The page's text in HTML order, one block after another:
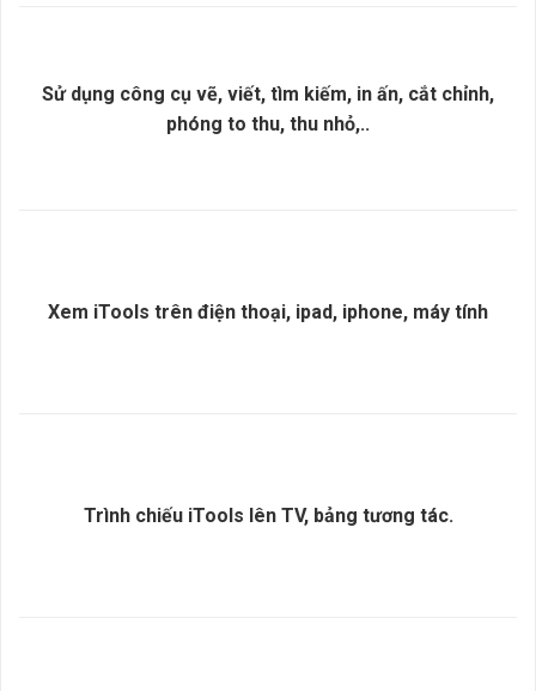
Sử dụng công cụ vẽ, viết, tìm kiếm, in ấn, cắt chỉnh,
phóng to thu, thu nhỏ,..
Xem iTools trên điện thoại, ipad, iphone, máy tính
Trình chiếu iTools lên TV, bảng tương tác.